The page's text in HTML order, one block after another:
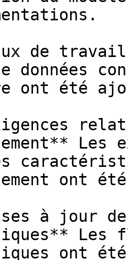
de travail
données
ont été
Les
ont
à jour
ont